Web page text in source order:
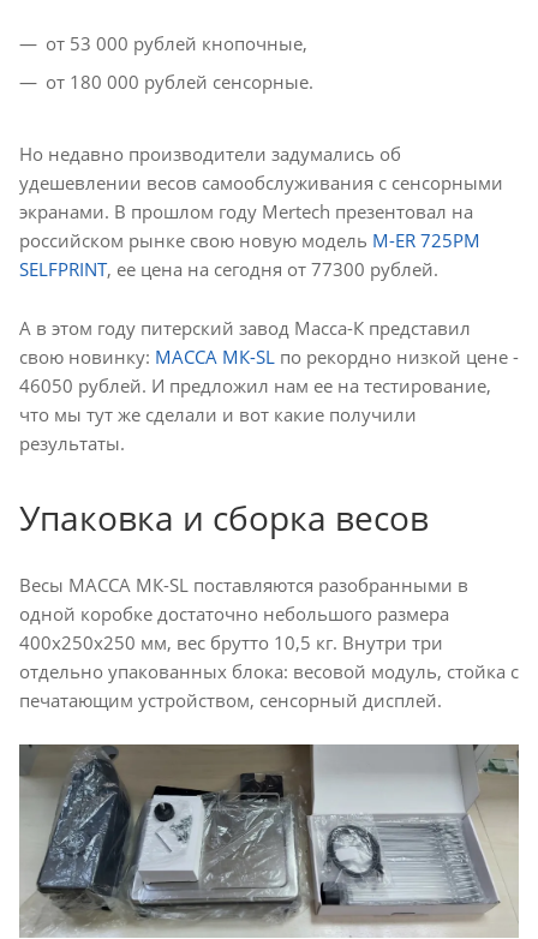
от 53 000 рублей кнопочные,
от 180 000 рублей сенсорные.
Но недавно производители задумались об
удешевлении весов самообслуживания с сенсорными
экранами. В прошлом году Mertech презентовал на
российском рынке свою новую модель M-ER 725PM
SELFPRINT, ее цена на сегодня от 77300 рублей.
А в этом году питерский завод Масса-К представил
свою новинку: МАССА МК-SL по рекордно низкой цене -
46050 рублей. И предложил нам ее на тестирование,
что мы тут же сделали и вот какие получили
результаты.
Упаковка и сборка весов
Весы МАССА МК-SL поставляются разобранными в
одной коробке достаточно небольшого размера
400х250х250 мм, вес брутто 10,5 кг. Внутри три
отдельно упакованных блока: весовой модуль, стойка с
печатающим устройством, сенсорный дисплей.